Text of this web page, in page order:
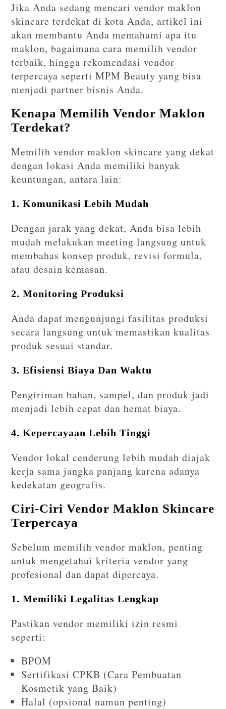
Jika Anda sedang mencari vendor maklon
skincare terdekat di kota Anda, artikel ini
akan membantu Anda memahami apa itu
maklon, bagaimana cara memilih vendor
terbaik, hingga rekomendasi vendor
terpercaya sepertiMPM Beauty yang bisa
menjadi partner bisnis Anda.
Kenapa Memilih Vendor Maklon
Terdekat?
Memilih vendor maklon skincare yang dekat
dengan lokasi Anda memiliki banyak
keuntungan, antara lain:
1. Komunikasi Lebih Mudah
Dengan jarak yang dekat, Anda bisa lebih
mudah melakukan meeting langsung untuk
membahas konsep produk, revisi formula,
atau desain kemasan.
2. Monitoring Produksi
Anda dapat mengunjungi fasilitas produksi
secara langsung untuk memastikan kualitas
produk sesuai standar.
3. Efisiensi Biaya Dan Waktu
Pengiriman bahan, sampel, dan produk jadi
menjadi lebih cepat dan hemat biaya.
4. Kepercayaan Lebih Tinggi
Vendor lokal cenderung lebih mudah diajak
kerja sama jangka panjang karena adanya
kedekatan geografis.
Ciri-Ciri Vendor Maklon Skincare
Terpercaya
Sebelum memilih vendor maklon, penting
untuk mengetahui kriteria vendor yang
profesional dan dapat dipercaya.
1. Memiliki Legalitas Lengkap
Pastikan vendor memiliki izin resmi
seperti:
BPOM
Sertifikasi CPKB (Cara Pembuatan
Kosmetik yang Baik)
Halal (opsional namun penting)